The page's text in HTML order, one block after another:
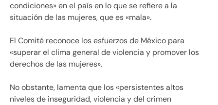
condiciones» en el país en lo que se refiere a la
situación de las mujeres, que es «mala».
El Comité reconoce los esfuerzos de México para
«superar el clima general de violencia y promover los
derechos de las mujeres».
No obstante, lamenta que los «persistentes altos
niveles de inseguridad, violencia y del crimen